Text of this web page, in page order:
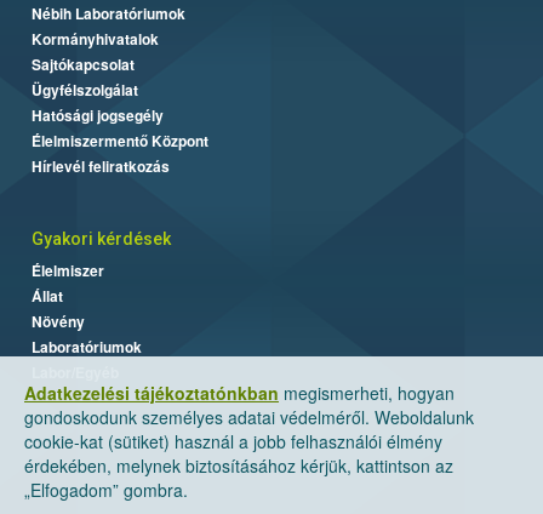
Adatkezelési tájékoztatónkban megismerheti, hogyan
gondoskodunk személyes adatai védelméről. Weboldalunk
cookie-kat (sütiket) használ a jobb felhasználói élmény
érdekében, melynek biztosításához kérjük, kattintson az
„Elfogadom” gombra.
Nébih Laboratóriumok
Kormányhivatalok
Sajtókapcsolat
Ügyfélszolgálat
Hatósági jogsegély
Élelmiszermentő Központ
Hírlevél feliratkozás
Gyakori kérdések
Élelmiszer
Állat
Növény
Laboratóriumok